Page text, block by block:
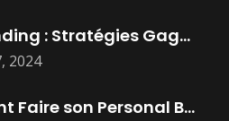
2024
Co-branding : Stratégies Gagnantes pour Booster
Comment Faire son Personal Branding :